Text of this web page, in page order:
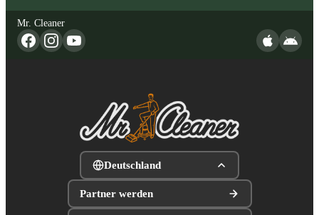
Mr. Cleaner
Deutschland
Partner werden